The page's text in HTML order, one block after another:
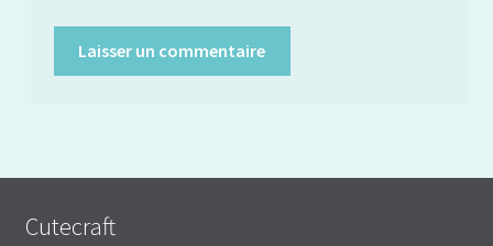
Cutecraft